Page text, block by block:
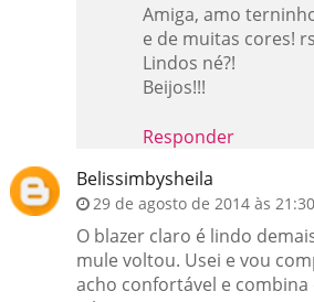
Amiga, amo
e de muitas cores!
Lindos né?!
Beijos!!!
Responder
Belissimbysheila
29 de agosto de 2014 às 21:30
O blazer claro é lindo
mule voltou. Usei e vou
acho confortável e combina